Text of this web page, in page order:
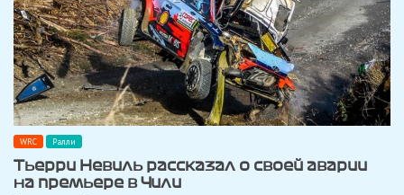
WRC Ралли
Тьерри Невиль рассказал о своей аварии
на премьере в Чили